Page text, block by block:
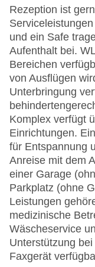
Rezeption ist
und ein Safe
Aufenthalt bei.
Bereichen
von Ausflügen
Unterbringung
Komplex verfügt
Einrichtungen.
für Entspannung
Anreise mit dem
einer Garage
Parkplatz (ohne
Leistungen
medizinische
Wäscheservice
Unterstützung
Faxgerät